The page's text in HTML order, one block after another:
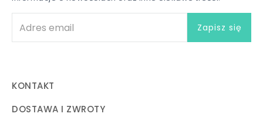
KONTAKT
DOSTAWA I ZWROTY